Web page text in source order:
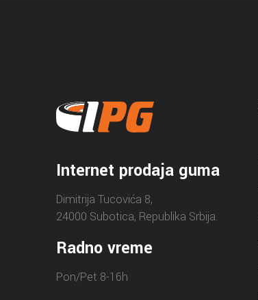
Internet prodaja guma
Dimitrija Tucovića 8,
24000 Subotica, Republika Srbija.
Radno vreme
Pon/Pet 8-16h